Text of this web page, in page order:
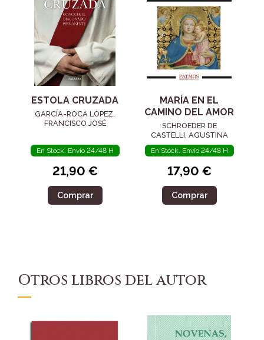
ESTOLA CRUZADA
GARCÍA-ROCA LÓPEZ,
FRANCISCO JOSÉ
En Stock. Envío 24/48 H
21,90 €
Comprar
MARÍA EN EL
CAMINO DEL AMOR
SCHROEDER DE
CASTELLI, AGUSTINA
En Stock. Envío 24/48 H
17,90 €
Comprar
Otros libros del autor